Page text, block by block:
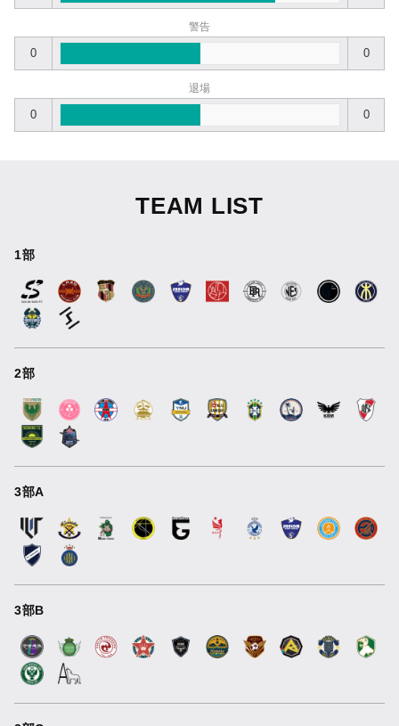
警告
0 0
退場
0 0
TEAM LIST
1部
2部
3部A
3部B